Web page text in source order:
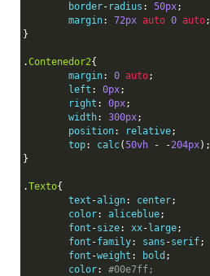
	border
- radius : 50px;
	margin
: 72px auto 0 auto;
}
.Contenedor2{
	margin
: 0 auto;
	left
: 0px;
	right
: 0px;
	width
: 300px;
	position
: relative;
	top
: calc(50vh - -204px);
}
.Texto{
	text
-align: center;
	color
: aliceblue;
	font
-size: xx- large;
	font
-family: sans -serif;
	font
-weight : bold ;
	color
:
#00e7ff;